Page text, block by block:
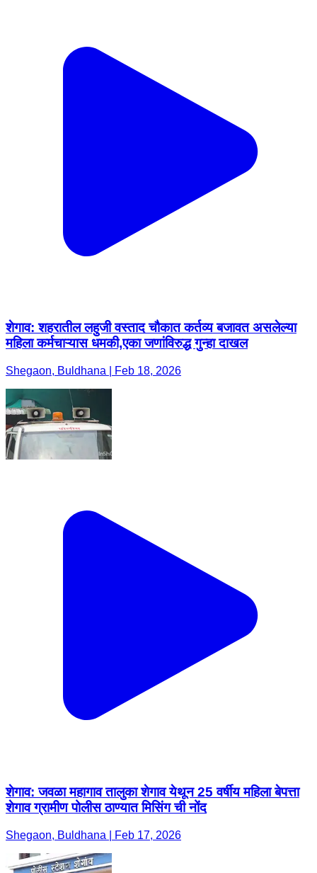
शेगाव: शहरातील लहुजी वस्ताद चौकात कर्तव्य बजावत असलेल्या
महिला कर्मचाऱ्यास धमकी,एका जणांविरुद्ध गुन्हा दाखल
Shegaon, Buldhana | Feb 18, 2026
शेगाव: जवळा महागाव तालुका शेगाव येथून 25 वर्षीय महिला बेपत्ता
शेगाव ग्रामीण पोलीस ठाण्यात मिसिंग ची नोंद
Shegaon, Buldhana | Feb 17, 2026